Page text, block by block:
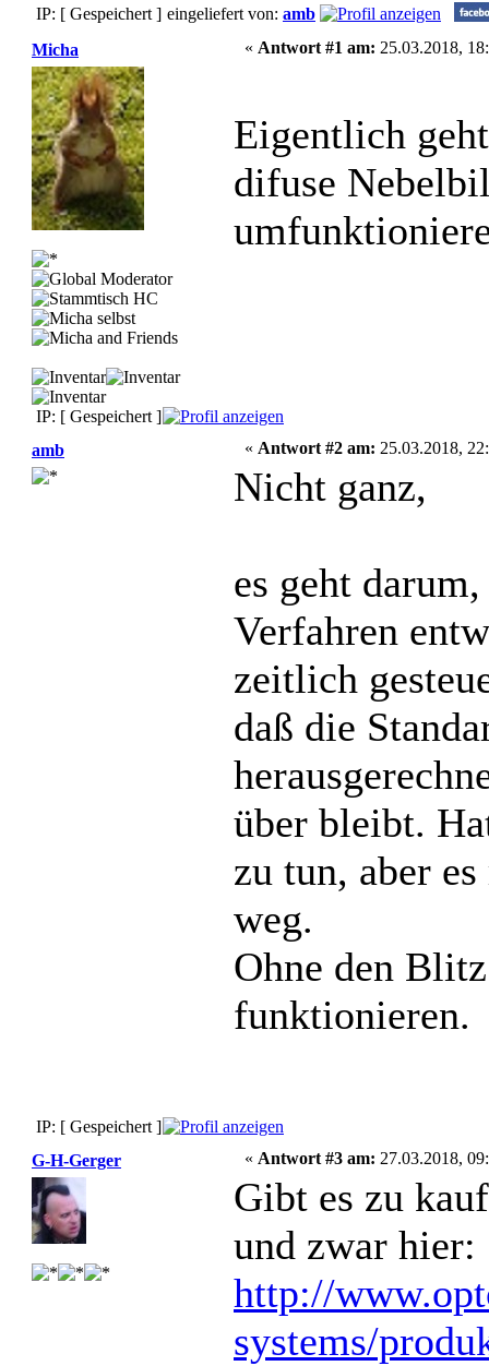
IP: [ Gespeichert ] eingeliefert von: amb
Micha
« Antwort #1 am: 25.03.2018,
Eigentlich
difuse
IP: [ Gespeichert ]
amb
« Antwort #2 am: 25.03.2018,
Nicht ganz,
es geht
Verfahren
zeitlich
daß die
über bleibt.
zu tun, aber
weg.
Ohne den
funktionieren.
IP: [ Gespeichert ]
G-H-Gerger
« Antwort #3 am: 27.03.2018,
Gibt es zu
und zwar hier:
http://
systems/